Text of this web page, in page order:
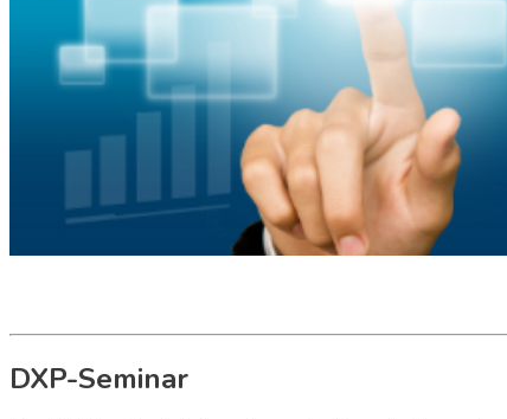
DXP-Seminar